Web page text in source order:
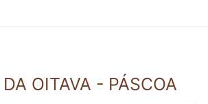
OITAVA - PÁSCOA